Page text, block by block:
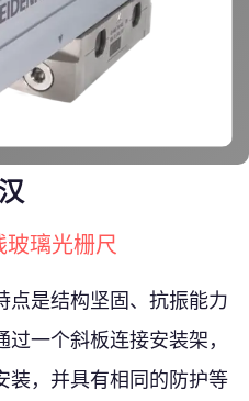
玻璃光栅尺
点是结构坚固、抗振能力
一个斜板连接安装架，
装，并具有相同的防护等